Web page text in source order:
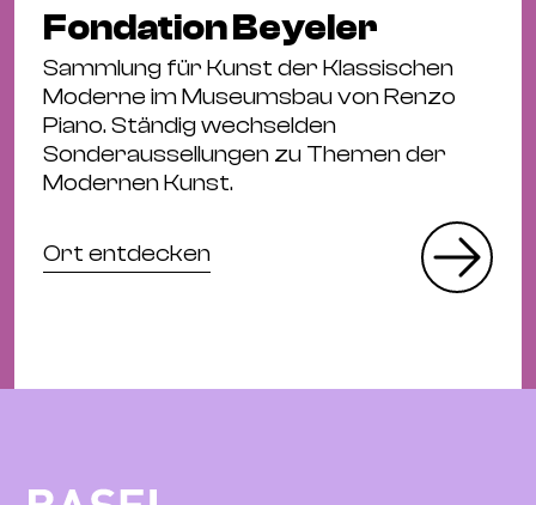
Fondation Beyeler
Sammlung für Kunst der Klassischen
Moderne im Museumsbau von Renzo
Piano. Ständig wechselden
Sonderaussellungen zu Themen der
Modernen Kunst.
Ort entdecken